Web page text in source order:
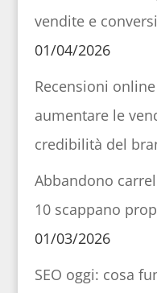
vendite e
01/04/2026
Recensioni
aumentare le
credibilità del
Abbandono
10 scappano
01/03/2026
SEO oggi: cosa